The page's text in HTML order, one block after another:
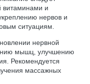
витаминами и
нервов и
ситуациям.
нервной
мышц, улучшению
Рекомендуется
массажных